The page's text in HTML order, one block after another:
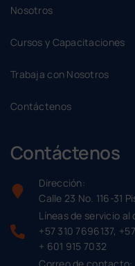
Nosotros
Cursos y Capacitaciones
Trabaja con Nosotros
Contáctenos
Contáctenos
Dirección:
Calle 23 No. 116-31
Líneas de servicio al
+57 310 7696137,
+ 601 915 7032